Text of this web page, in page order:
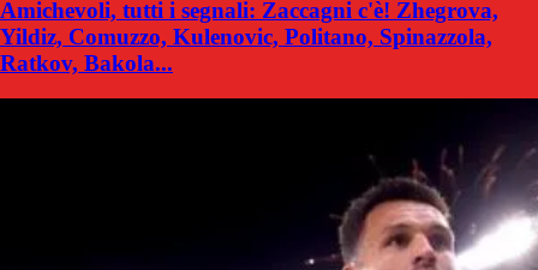
Amichevoli, tutti i segnali: Zaccagni c'è! Zhegrova,
Yildiz, Comuzzo, Kulenovic, Politano, Spinazzola,
Ratkov, Bakola...